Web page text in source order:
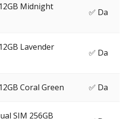
Midnight
✅ Da
Lavender
✅ Da
Coral Green ✅ Da
SIM 256GB